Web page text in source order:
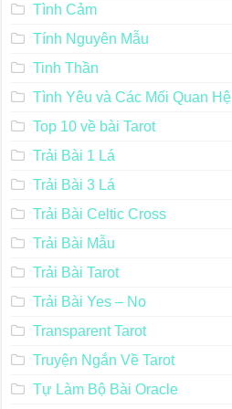
Tình Cảm
Tính Nguyên Mẫu
Tinh Thần
Tình Yêu và Các Mối Quan Hệ
Top 10 về bài Tarot
Trải Bài 1 Lá
Trải Bài 3 Lá
Trải Bài Celtic Cross
Trải Bài Mẫu
Trải Bài Tarot
Trải Bài Yes – No
Transparent Tarot
Truyện Ngắn Về Tarot
Tự Làm Bộ Bài Oracle